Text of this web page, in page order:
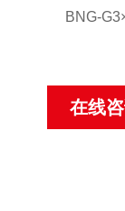
BNG-
在线